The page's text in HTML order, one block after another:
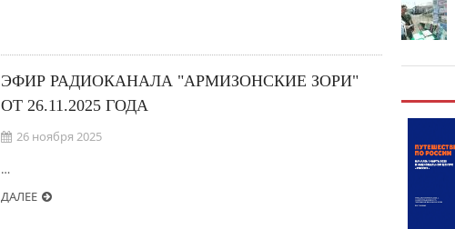
ЭФИР РАДИОКАНАЛА "АРМИЗОНСКИЕ ЗОРИ"
ОТ 26.11.2025 ГОДА
26 ноября 2025
…
ДАЛЕЕ